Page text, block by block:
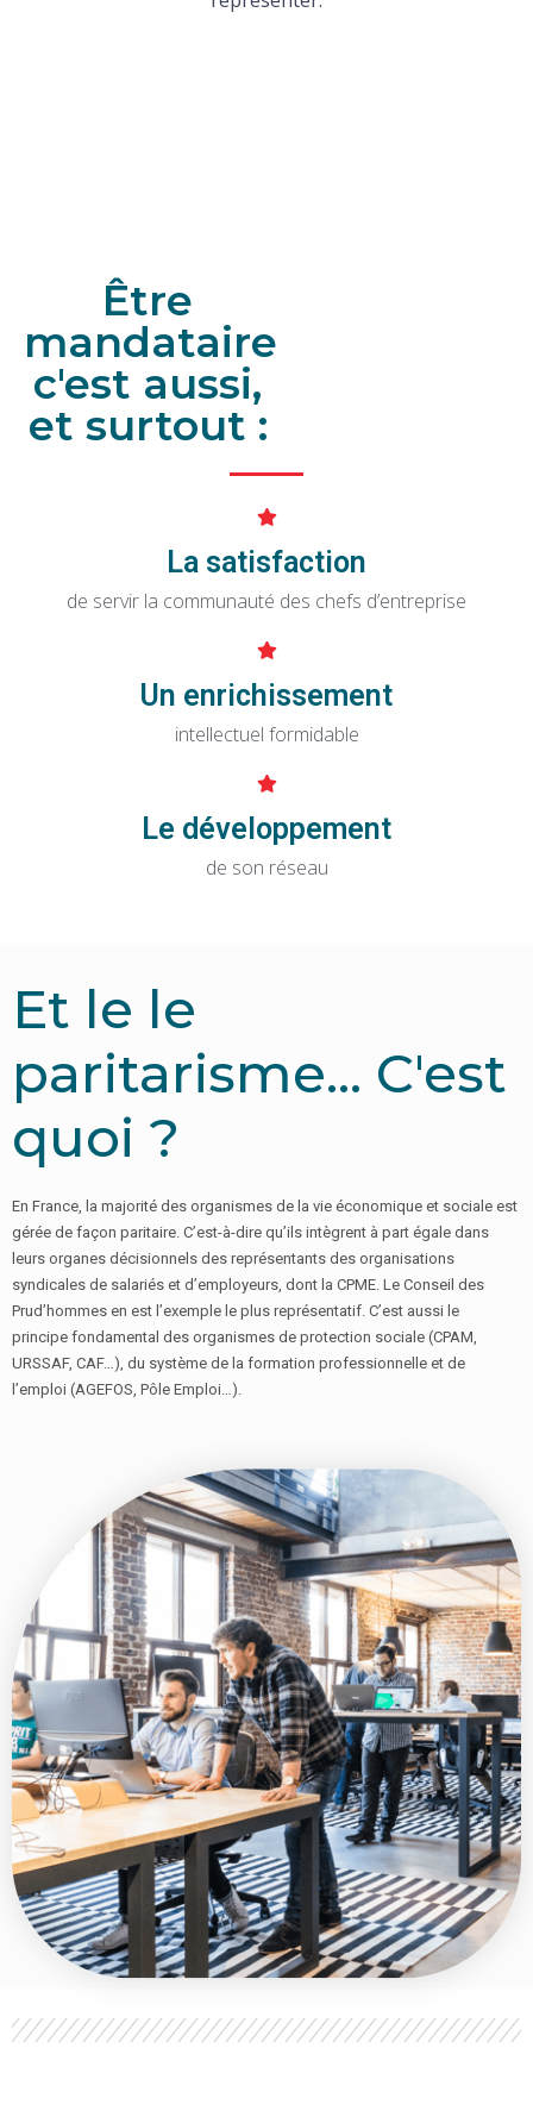
Être
mandataire
c'est aussi,
et surtout :
La satisfaction
de servir la communauté des chefs d’entreprise
Un enrichissement
intellectuel formidable
Le développement
de son réseau
Et le le
paritarisme... C'est
quoi ?
En France, la majorité des organismes de la vie économique et sociale est
gérée de façon paritaire. C’est-à-dire qu’ils intègrent à part égale dans
leurs organes décisionnels des représentants des organisations
syndicales de salariés et d’employeurs, dont la CPME. Le Conseil des
Prud’hommes en est l’exemple le plus représentatif. C’est aussi le
principe fondamental des organismes de protection sociale (CPAM,
URSSAF, CAF…), du système de la formation professionnelle et de
l’emploi (AGEFOS, Pôle Emploi…).